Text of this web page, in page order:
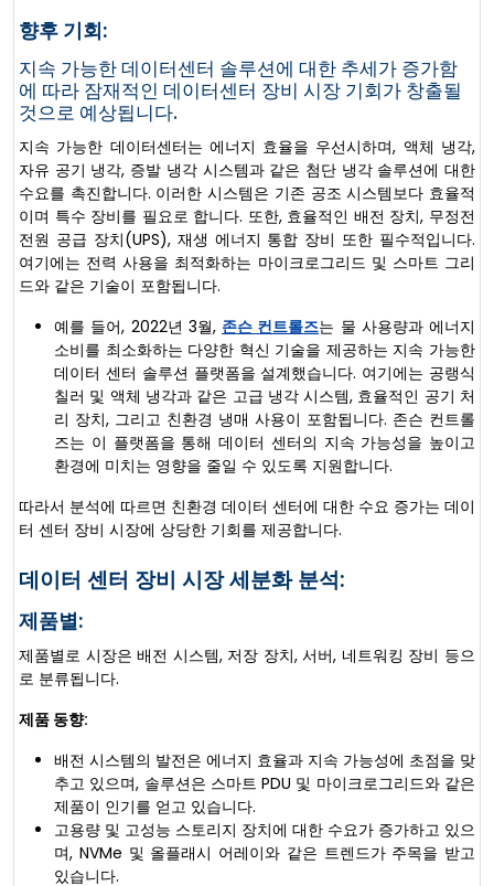
향후 기회:
지속 가능한 데이터센터 솔루션에 대한 추세가 증가함
에 따라 잠재적인 데이터센터 장비 시장 기회가 창출될
것으로 예상됩니다.
지속 가능한 데이터센터는 에너지 효율을 우선시하며, 액체 냉각,
자유 공기 냉각, 증발 냉각 시스템과 같은 첨단 냉각 솔루션에 대한
수요를 촉진합니다. 이러한 시스템은 기존 공조 시스템보다 효율적
이며 특수 장비를 필요로 합니다. 또한, 효율적인 배전 장치, 무정전
전원 공급 장치(UPS), 재생 에너지 통합 장비 또한 필수적입니다.
여기에는 전력 사용을 최적화하는 마이크로그리드 및 스마트 그리
드와 같은 기술이 포함됩니다.
예를 들어, 2022년 3월, 존슨 컨트롤즈는 물 사용량과 에너지
소비를 최소화하는 다양한 혁신 기술을 제공하는 지속 가능한
데이터 센터 솔루션 플랫폼을 설계했습니다. 여기에는 공랭식
칠러 및 액체 냉각과 같은 고급 냉각 시스템, 효율적인 공기 처
리 장치, 그리고 친환경 냉매 사용이 포함됩니다. 존슨 컨트롤
즈는 이 플랫폼을 통해 데이터 센터의 지속 가능성을 높이고
환경에 미치는 영향을 줄일 수 있도록 지원합니다.
따라서 분석에 따르면 친환경 데이터 센터에 대한 수요 증가는 데이
터 센터 장비 시장에 상당한 기회를 제공합니다.
데이터 센터 장비 시장 세분화 분석:
제품별:
제품별로 시장은 배전 시스템, 저장 장치, 서버, 네트워킹 장비 등으
로 분류됩니다.
제품 동향:
배전 시스템의 발전은 에너지 효율과 지속 가능성에 초점을 맞
추고 있으며, 솔루션은 스마트 PDU 및 마이크로그리드와 같은
제품이 인기를 얻고 있습니다.
고용량 및 고성능 스토리지 장치에 대한 수요가 증가하고 있으
며, NVMe 및 올플래시 어레이와 같은 트렌드가 주목을 받고
있습니다.